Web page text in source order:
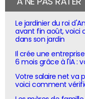
Le jardinier du roi
avant fin août, voici
dans son jardin
Il crée une
6 mois grâce à l'IA :
Votre salaire net va
voici comment